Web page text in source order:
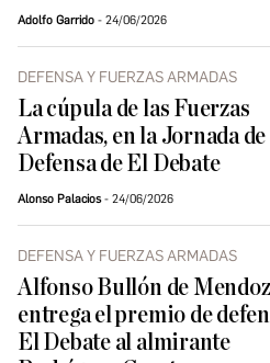
Adolfo Garrido 24/06/2026
DEFENSA Y FUERZAS ARMADAS
La cúpula de las Fuerzas
Armadas, en la Jornada de
Defensa de El Debate
Alonso Palacios 24/06/2026
DEFENSA Y FUERZAS ARMADAS
Alfonso Bullón de
entrega el premio de
El Debate al almirante